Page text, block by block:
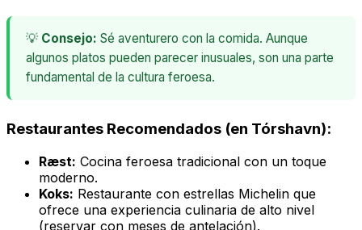
💡 Consejo: Sé aventurero con la comida. Aunque
algunos platos pueden parecer inusuales, son una parte
fundamental de la cultura feroesa.
Restaurantes Recomendados (en Tórshavn):
Ræst: Cocina feroesa tradicional con un toque
moderno.
Koks: Restaurante con estrellas Michelin que
ofrece una experiencia culinaria de alto nivel
(reservar con meses de antelación).